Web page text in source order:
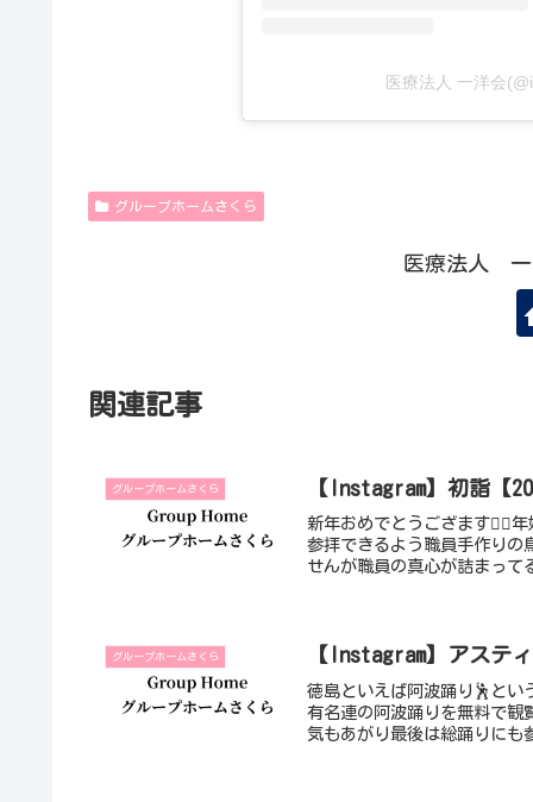
医療法人 一洋会
グループホームさくら
医療法人 一
関連記事
グループホームさくら 【Instagram】初詣【
新年おめでとうござます🙇‍♂️
参拝できるよう職員手作りの
せんが職員の真心が詰まっ
グループホームさくら 【Instagram】アステ
徳島といえば阿波踊り🕺と
有名連の阿波踊りを無料で観
気もあがり最後は総踊りにも